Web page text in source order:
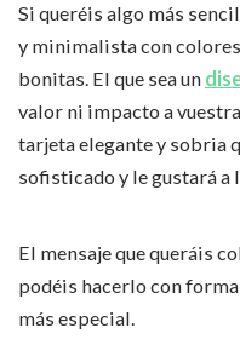
Si queréis algo más
y minimalista con
bonitas. El que sea un
valor ni impacto a
tarjeta elegante y sobria
sofisticado y le gustará a
El mensaje que queráis
podéis hacerlo con forma
más especial.